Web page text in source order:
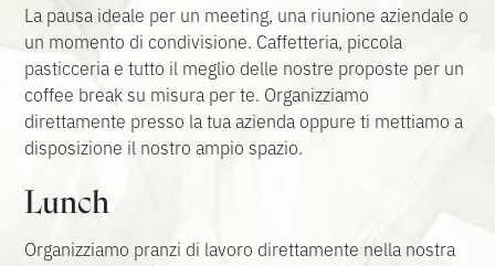
La pausa ideale per un meeting, una riunione aziendale o
un momento di condivisione. Caffetteria, piccola
pasticceria e tutto il meglio delle nostre proposte per un
coffee break su misura per te. Organizziamo
direttamente presso la tua azienda oppure ti mettiamo a
disposizione il nostro ampio spazio.
Lunch
Organizziamo pranzi di lavoro direttamente nella nostra